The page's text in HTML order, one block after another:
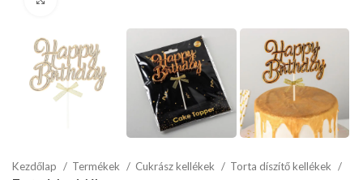
Kezdőlap Termékek Cukrász kellékek
Torta díszítő kellékek